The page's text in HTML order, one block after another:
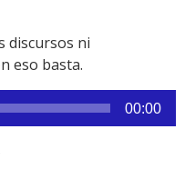
discursos ni
eso basta.
00:00